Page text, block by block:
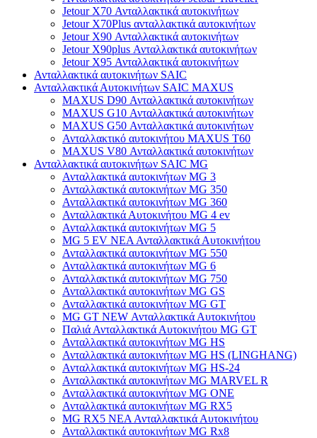
Jetour X70 Ανταλλακτικά αυτοκινήτων
Jetour X70Plus ανταλλακτικά αυτοκινήτων
Jetour X90 Ανταλλακτικά αυτοκινήτων
Jetour X90plus Ανταλλακτικά αυτοκινήτων
Jetour X95 Ανταλλακτικά αυτοκινήτων
Ανταλλακτικά αυτοκινήτων SAIC
Ανταλλακτικά Αυτοκινήτων SAIC MAXUS
MAXUS D90 Ανταλλακτικά αυτοκινήτων
MAXUS G10 Ανταλλακτικά αυτοκινήτων
MAXUS G50 Ανταλλακτικά αυτοκινήτων
Ανταλλακτικό αυτοκινήτου MAXUS T60
MAXUS V80 Ανταλλακτικά αυτοκινήτων
Ανταλλακτικά αυτοκινήτων SAIC MG
Ανταλλακτικά αυτοκινήτων MG 3
Ανταλλακτικά αυτοκινήτων MG 350
Ανταλλακτικά αυτοκινήτων MG 360
Ανταλλακτικά Αυτοκινήτου MG 4 ev
Ανταλλακτικά αυτοκινήτων MG 5
MG 5 EV ΝΕΑ Ανταλλακτικά Αυτοκινήτου
Ανταλλακτικά αυτοκινήτων MG 550
Ανταλλακτικά αυτοκινήτων MG 6
Ανταλλακτικά αυτοκινήτων MG 750
Ανταλλακτικά αυτοκινήτων MG GS
Ανταλλακτικά αυτοκινήτων MG GT
MG GT NEW Ανταλλακτικά Αυτοκινήτου
Παλιά Ανταλλακτικά Αυτοκινήτου MG GT
Ανταλλακτικά αυτοκινήτων MG HS
Ανταλλακτικά αυτοκινήτων MG HS (LINGHANG)
Ανταλλακτικά αυτοκινήτων MG HS-24
Ανταλλακτικά αυτοκινήτων MG MARVEL R
Ανταλλακτικά αυτοκινήτων MG ONE
Ανταλλακτικά αυτοκινήτων MG RX5
MG RX5 ΝΕΑ Ανταλλακτικά Αυτοκινήτου
Ανταλλακτικά αυτοκινήτων MG Rx8